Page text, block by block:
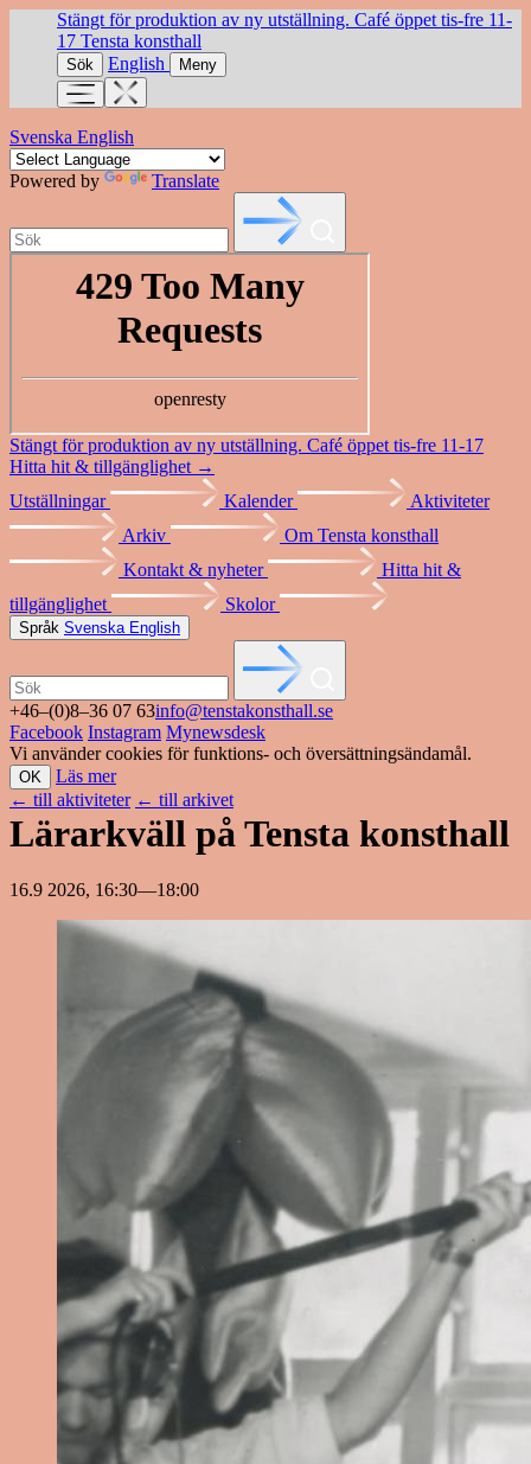
Stängt för produktion av ny utställning. Café öppet tis-fre 11-
17 Tensta konsthall
Sök English Meny
Svenska English
Powered by Translate
Stängt för produktion av ny utställning. Café öppet tis-fre 11-17
Hitta hit & tillgänglighet →
Utställningar
Kalender
Aktiviteter
Arkiv
Om Tensta konsthall
Kontakt & nyheter
Hitta hit &
tillgänglighet
Skolor
Språk Svenska English
+46–(0)8–36 07 63info@tenstakonsthall.se
Facebook Instagram Mynewsdesk
Vi använder cookies för funktions- och översättningsändamål.
OK
Läs mer
← till aktiviteter ← till arkivet
Lärarkväll på Tensta konsthall
16.9 2026, 16:30—18:00